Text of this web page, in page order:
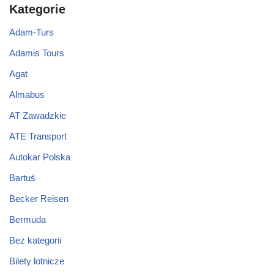
Kategorie
Adam-Turs
Adamis Tours
Agat
Almabus
AT Zawadzkie
ATE Transport
Autokar Polska
Bartuś
Becker Reisen
Bermuda
Bez kategorii
Bilety lotnicze